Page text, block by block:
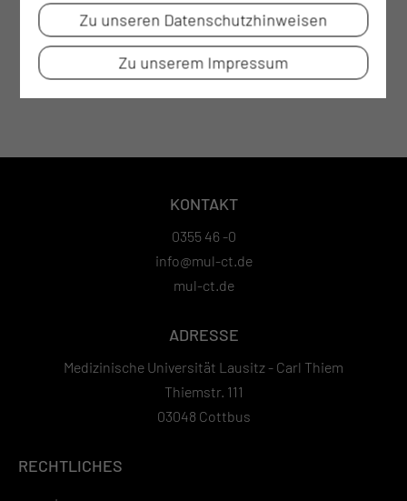
KONTAKT
0355 46 -0
info@mul-ct.de
mul-ct.de
ADRESSE
Medizinische Universität Lausitz - Carl Thiem
Thiemstr. 111
03048 Cottbus
RECHTLICHES
Zu unseren Datenschutzhinweisen
Zu unserem Impressum